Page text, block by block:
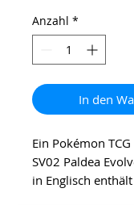
Anzahl *
In den
Ein Pokémon
SV02 Paldea
in Englisch